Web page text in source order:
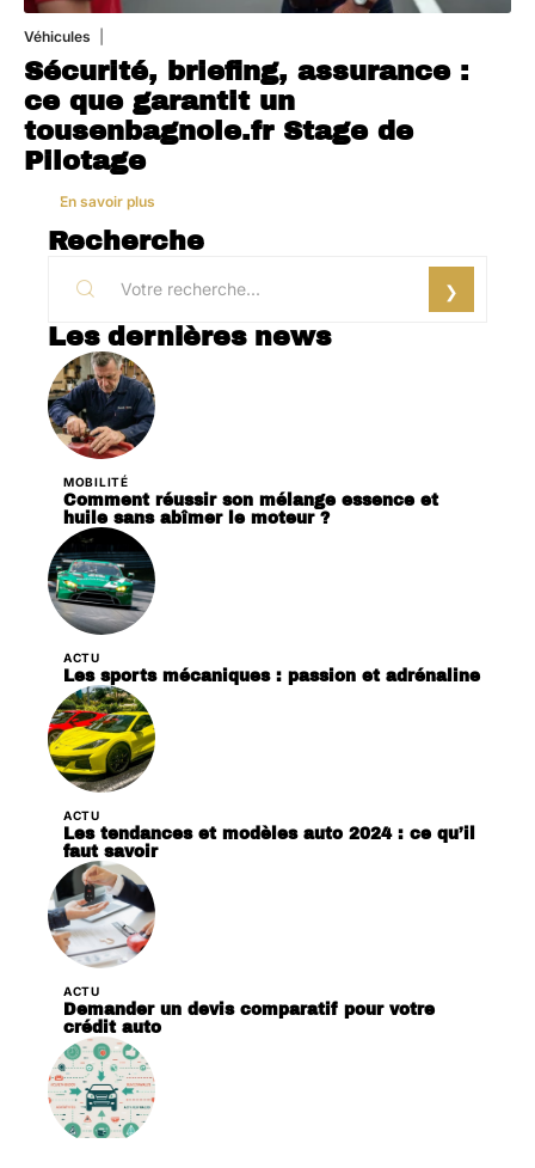
Véhicules
Sécurité, briefing, assurance :
ce que garantit un
tousenbagnole.fr Stage de
Pilotage
En savoir plus
Recherche
Les dernières news
MOBILITÉ
Comment réussir son mélange essence et
huile sans abîmer le moteur ?
ACTU
Les sports mécaniques : passion et adrénaline
ACTU
Les tendances et modèles auto 2024 : ce qu’il
faut savoir
ACTU
Demander un devis comparatif pour votre
crédit auto